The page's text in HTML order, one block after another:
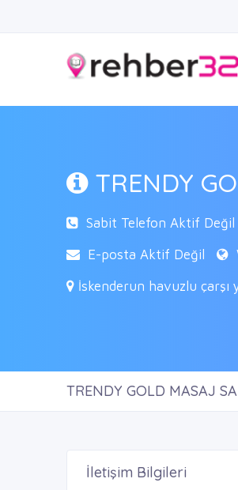
TRENDY
Sabit Telefon Aktif Değil
E-posta Aktif Değil
İskenderun havuzlu
TRENDY GOLD MASAJ
İletişim Bilgileri